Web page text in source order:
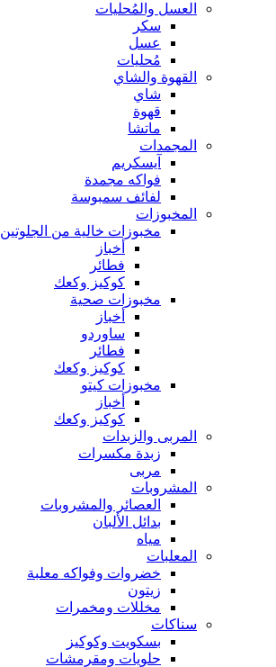
العسل والمُحليات
سكر
عسل
مُحليات
القهوة والشاي
شاي
قهوة
ماتشا
المجمدات
آيسكريم
فواكه مجمدة
لفائف سمبوسة
المخبوزات
مخبوزات خالية من الجلوتين
أخباز
فطائر
كوكيز وكعك
مخبوزات صحية
أخباز
ساوردو
فطائر
كوكيز وكعك
مخبوزات كيتو
أخباز
كوكيز وكعك
المربى والزبدات
زبدة مكسرات
مربى
المشروبات
العصائر والمشروبات
بدائل الألبان
مياه
المعلبات
خضروات وفواكه معلبة
زيتون
مخللات ومخمرات
سناكات
بسكويت وكوكيز
حلويات ومقرمشات